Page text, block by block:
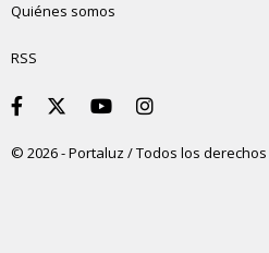
Quiénes somos
RSS
© 2026 - Portaluz / Todos los